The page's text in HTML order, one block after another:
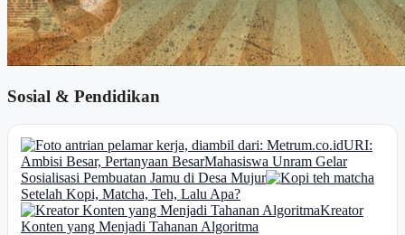
Sosial & Pendidikan
URI:
Ambisi Besar, Pertanyaan BesarMahasiswa Unram Gelar
Sosialisasi Pembuatan Jamu di Desa Mujur
Setelah Kopi, Matcha, Teh, Lalu Apa?
Kreator
Konten yang Menjadi Tahanan Algoritma